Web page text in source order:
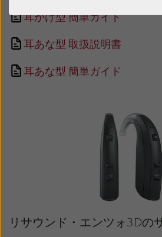
Italia
Korea
Norge
耳かけ型 簡単ガイド
耳あな型 取扱説明書
耳あな型 簡単ガイド
リサウンド・エンツォ3Dの